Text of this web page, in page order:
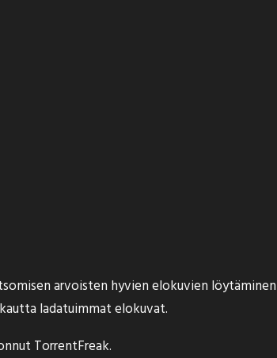
arvoisten hyvien elokuvien
ladatuimmat elokuvat.
TorrentFreak.